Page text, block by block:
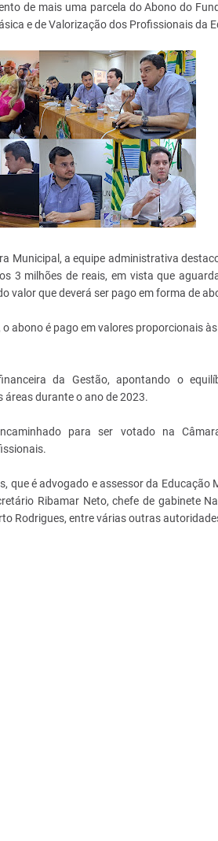
de mais uma parcela do Abono do
e de Valorização dos Profissionais da
Municipal, a equipe administrativa
3 milhões de reais, em vista que
valor que deverá ser pago em forma de
abono é pago em valores proporcionais
da Gestão, apontando o
áreas durante o ano de 2023.
para ser votado na
que é advogado e assessor da Educação
Ribamar Neto, chefe de gabinete
Rodrigues, entre várias outras